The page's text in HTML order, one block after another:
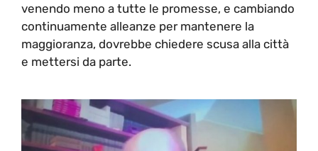
venendo meno a tutte le promesse, e cambiando
continuamente alleanze per mantenere la
maggioranza, dovrebbe chiedere scusa alla città
e mettersi da parte.